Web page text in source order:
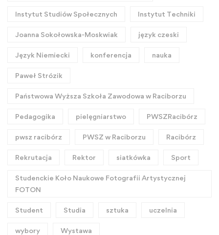
Instytut Studiów Społecznych Instytut Techniki
Joanna Sokołowska-Moskwiak język czeski
Język Niemiecki konferencja nauka
Paweł Strózik
Państwowa Wyższa Szkoła Zawodowa w Raciborzu
Pedagogika pielęgniarstwo PWSZRacibórz
pwsz racibórz PWSZ w Raciborzu Racibórz
Rekrutacja Rektor siatkówka Sport
Studenckie Koło Naukowe Fotografii Artystycznej
FOTON
Student Studia sztuka uczelnia
wybory Wystawa